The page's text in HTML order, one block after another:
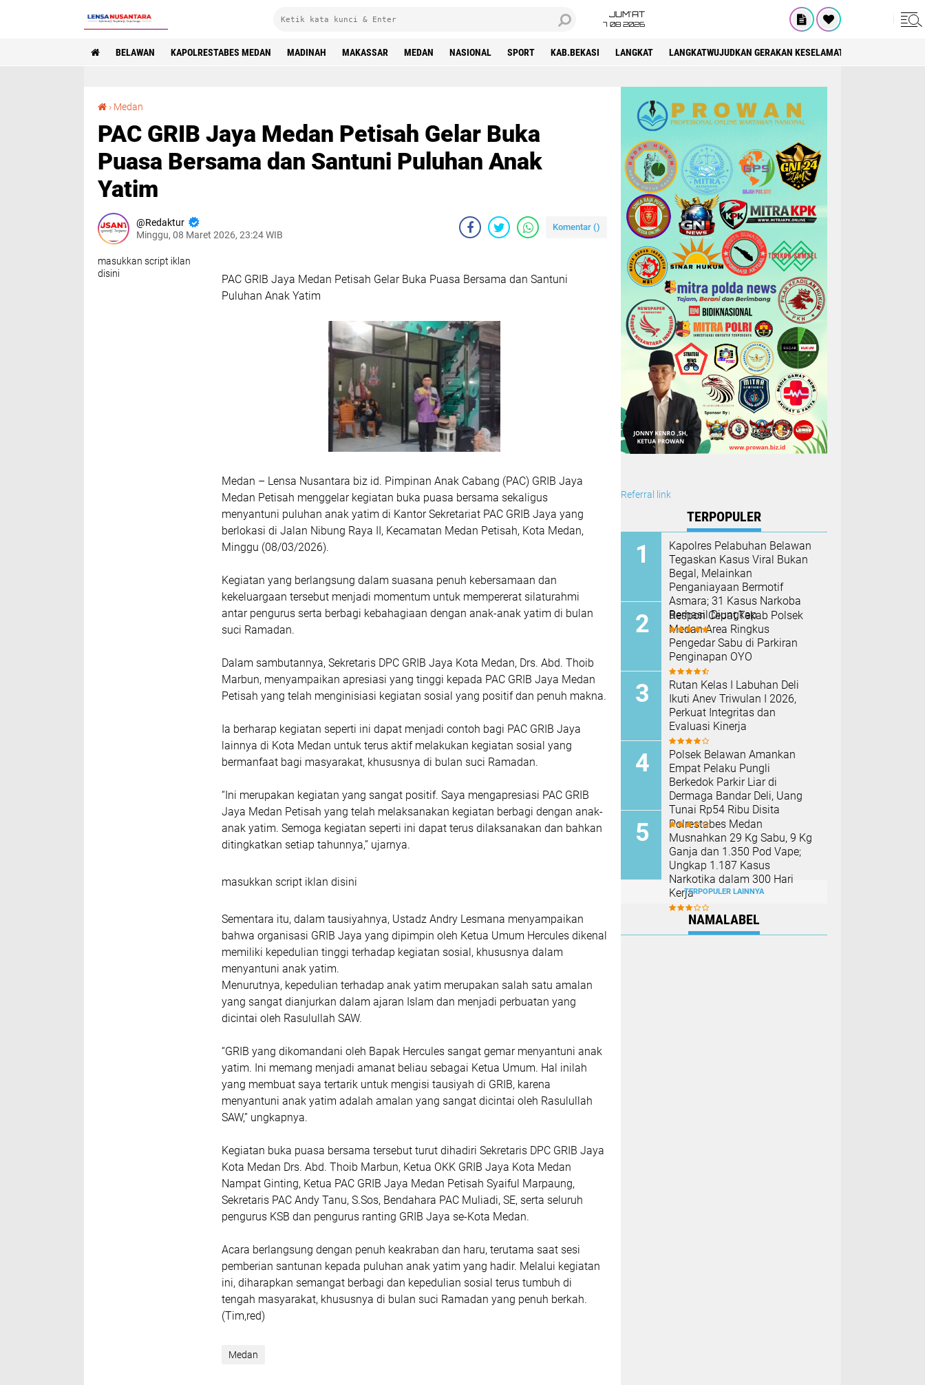
JUM'AT
7 08 2026
BELAWAN KAPOLRESTABES MEDAN MADINAH MAKASSAR MEDAN NASIONAL SPORT KAB.BEKASI LANGKAT LANGKATWUJUDKAN GERAKAN KESELAMATAN BERLALU
› Medan
PAC GRIB Jaya Medan Petisah Gelar Buka
Puasa Bersama dan Santuni Puluhan Anak
Yatim
Redaktur
Minggu, 08 Maret 2026, 23:24 WIB
Komentar ()
masukkan script iklan
disini
PAC GRIB Jaya Medan Petisah Gelar Buka Puasa Bersama dan Santuni
Puluhan Anak Yatim
Medan – Lensa Nusantara biz id. Pimpinan Anak Cabang (PAC) GRIB Jaya
Medan Petisah menggelar kegiatan buka puasa bersama sekaligus
menyantuni puluhan anak yatim di Kantor Sekretariat PAC GRIB Jaya yang
berlokasi di Jalan Nibung Raya II, Kecamatan Medan Petisah, Kota Medan,
Minggu (08/03/2026).
Kegiatan yang berlangsung dalam suasana penuh kebersamaan dan
kekeluargaan tersebut menjadi momentum untuk mempererat silaturahmi
antar pengurus serta berbagi kebahagiaan dengan anak-anak yatim di bulan
suci Ramadan.
Dalam sambutannya, Sekretaris DPC GRIB Jaya Kota Medan, Drs. Abd. Thoib
Marbun, menyampaikan apresiasi yang tinggi kepada PAC GRIB Jaya Medan
Petisah yang telah menginisiasi kegiatan sosial yang positif dan penuh makna.
Ia berharap kegiatan seperti ini dapat menjadi contoh bagi PAC GRIB Jaya
lainnya di Kota Medan untuk terus aktif melakukan kegiatan sosial yang
bermanfaat bagi masyarakat, khususnya di bulan suci Ramadan.
“Ini merupakan kegiatan yang sangat positif. Saya mengapresiasi PAC GRIB
Jaya Medan Petisah yang telah melaksanakan kegiatan berbagi dengan anak-
anak yatim. Semoga kegiatan seperti ini dapat terus dilaksanakan dan bahkan
ditingkatkan setiap tahunnya,” ujarnya.
masukkan script iklan disini
Sementara itu, dalam tausiyahnya, Ustadz Andry Lesmana menyampaikan
bahwa organisasi GRIB Jaya yang dipimpin oleh Ketua Umum Hercules dikenal
memiliki kepedulian tinggi terhadap kegiatan sosial, khususnya dalam
menyantuni anak yatim.
Menurutnya, kepedulian terhadap anak yatim merupakan salah satu amalan
yang sangat dianjurkan dalam ajaran Islam dan menjadi perbuatan yang
dicintai oleh Rasulullah SAW.
“GRIB yang dikomandani oleh Bapak Hercules sangat gemar menyantuni anak
yatim. Ini memang menjadi amanat beliau sebagai Ketua Umum. Hal inilah
yang membuat saya tertarik untuk mengisi tausiyah di GRIB, karena
menyantuni anak yatim adalah amalan yang sangat dicintai oleh Rasulullah
SAW,” ungkapnya.
Kegiatan buka puasa bersama tersebut turut dihadiri Sekretaris DPC GRIB Jaya
Kota Medan Drs. Abd. Thoib Marbun, Ketua OKK GRIB Jaya Kota Medan
Nampat Ginting, Ketua PAC GRIB Jaya Medan Petisah Syaiful Marpaung,
Sekretaris PAC Andy Tanu, S.Sos, Bendahara PAC Muliadi, SE, serta seluruh
pengurus KSB dan pengurus ranting GRIB Jaya se-Kota Medan.
Acara berlangsung dengan penuh keakraban dan haru, terutama saat sesi
pemberian santunan kepada puluhan anak yatim yang hadir. Melalui kegiatan
ini, diharapkan semangat berbagi dan kepedulian sosial terus tumbuh di
tengah masyarakat, khususnya di bulan suci Ramadan yang penuh berkah.
(Tim,red)
Medan
Referral link
TERPOPULER
Kapolres Pelabuhan Belawan
Tegaskan Kasus Viral Bukan
Begal, Melainkan
Penganiayaan Bermotif
Asmara; 31 Kasus Narkoba
Berhasil Diungkap
Respon Cepat,Tekab Polsek
Medan Area Ringkus
Pengedar Sabu di Parkiran
Penginapan OYO
Rutan Kelas I Labuhan Deli
Ikuti Anev Triwulan I 2026,
Perkuat Integritas dan
Evaluasi Kinerja
Polsek Belawan Amankan
Empat Pelaku Pungli
Berkedok Parkir Liar di
Dermaga Bandar Deli, Uang
Tunai Rp54 Ribu Disita
Polrestabes Medan
Musnahkan 29 Kg Sabu, 9 Kg
Ganja dan 1.350 Pod Vape;
Ungkap 1.187 Kasus
Narkotika dalam 300 Hari
KerjaTERPOPULER LAINNYA
NAMALABEL